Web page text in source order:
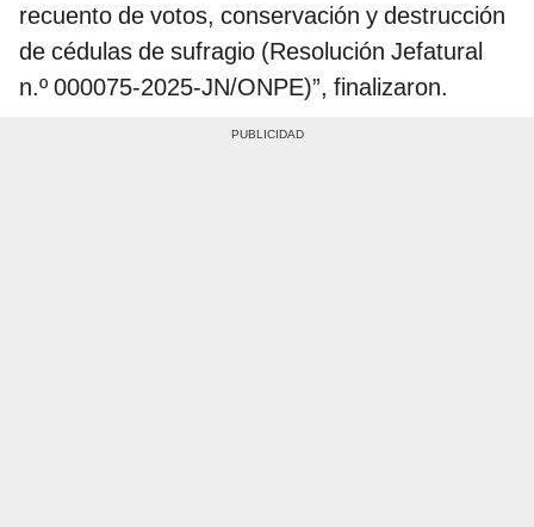
recuento de votos, conservación y destrucción
de cédulas de sufragio (Resolución Jefatural
n.º 000075-2025-JN/ONPE)”, finalizaron.